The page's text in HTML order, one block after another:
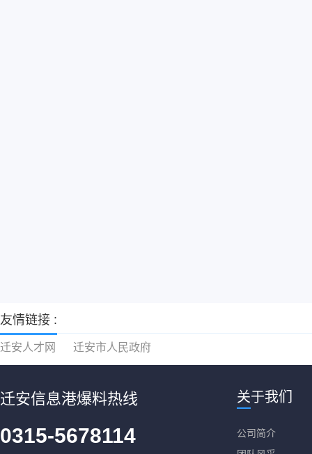
友情链接 :
迁安人才网 迁安市人民政府
迁安信息港爆料热线
0315-5678114
关于我们
公司简介